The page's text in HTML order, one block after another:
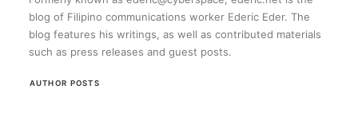
blog of Filipino communications worker Ederic Eder. The
blog features his writings, as well as contributed materials
such as press releases and guest posts.
AUTHOR POSTS